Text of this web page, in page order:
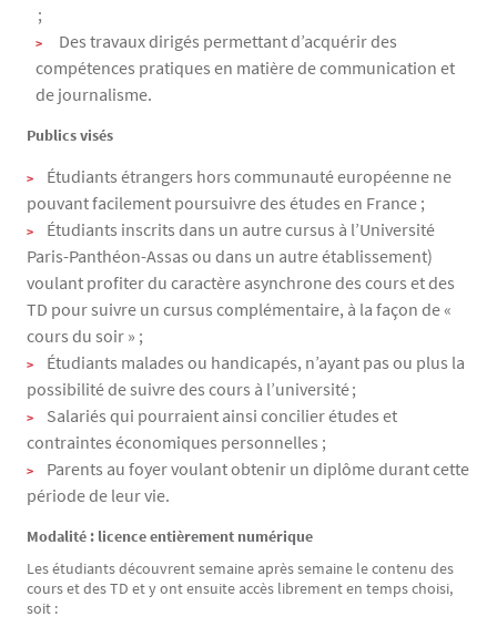
;
Des travaux dirigés permettant d’acquérir des
compétences pratiques en matière de communication et
de journalisme.
Publics visés
Étudiants étrangers hors communauté européenne ne
pouvant facilement poursuivre des études en France ;
Étudiants inscrits dans un autre cursus à l’Université
Paris-Panthéon-Assas ou dans un autre établissement)
voulant profiter du caractère asynchrone des cours et des
TD pour suivre un cursus complémentaire, à la façon de «
cours du soir » ;
Étudiants malades ou handicapés, n’ayant pas ou plus la
possibilité de suivre des cours à l’université ;
Salariés qui pourraient ainsi concilier études et
contraintes économiques personnelles ;
Parents au foyer voulant obtenir un diplôme durant cette
période de leur vie.
Modalité : licence entièrement numérique
Les étudiants découvrent semaine après semaine le contenu des
cours et des TD et y ont ensuite accès librement en temps choisi,
soit :